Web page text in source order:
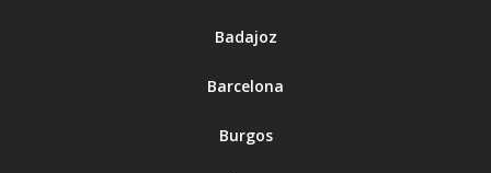
Badajoz
Barcelona
Burgos